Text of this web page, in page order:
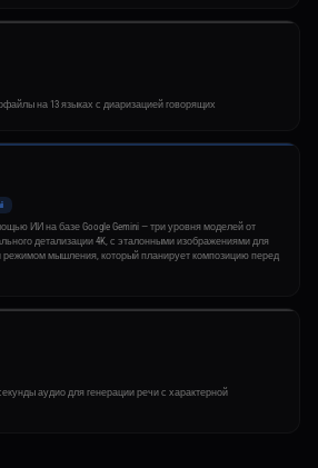
на 13 языках с диаризацией говорящих
ИИ на базе Google Gemini — три уровня моделей от
детализации 4K, с эталонными изображениями для
режимом мышления, который планирует композицию перед
аудио для генерации речи с характерной